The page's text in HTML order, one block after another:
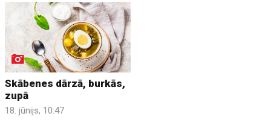
Skābenes dārzā, burkās,
zupā
18. jūnijs, 10:47